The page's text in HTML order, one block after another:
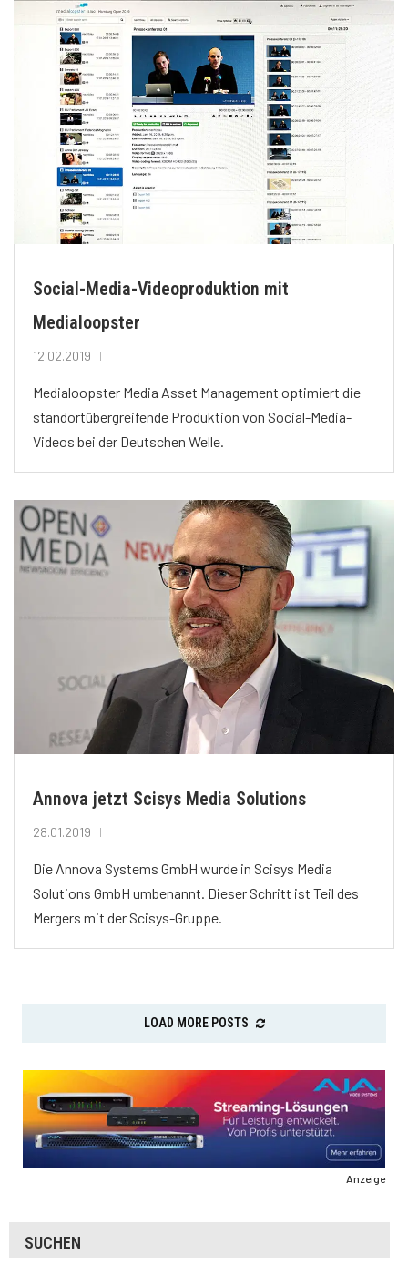
Social-Media-Videoproduktion mit
Medialoopster
12.02.2019
Medialoopster Media Asset Management optimiert die
standortübergreifende Produktion von Social-Media-
Videos bei der Deutschen Welle.
Annova jetzt Scisys Media Solutions
28.01.2019
Die Annova Systems GmbH wurde in Scisys Media
Solutions GmbH umbenannt. Dieser Schritt ist Teil des
Mergers mit der Scisys-Gruppe.
LOAD MORE POSTS
Anzeige
SUCHEN